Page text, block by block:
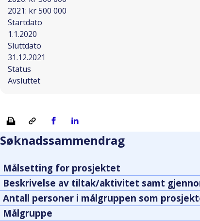
2021: kr 500 000
Startdato
1.1.2020
Sluttdato
31.12.2021
Status
Avsluttet
Skriv ut Kopiera länkDel på Facebook
Del på Linkedin
Søknadssammendrag
Målsetting for prosjektet
Beskrivelse av tiltak/aktivitet samt
Antall personer i målgruppen som
Målgruppe